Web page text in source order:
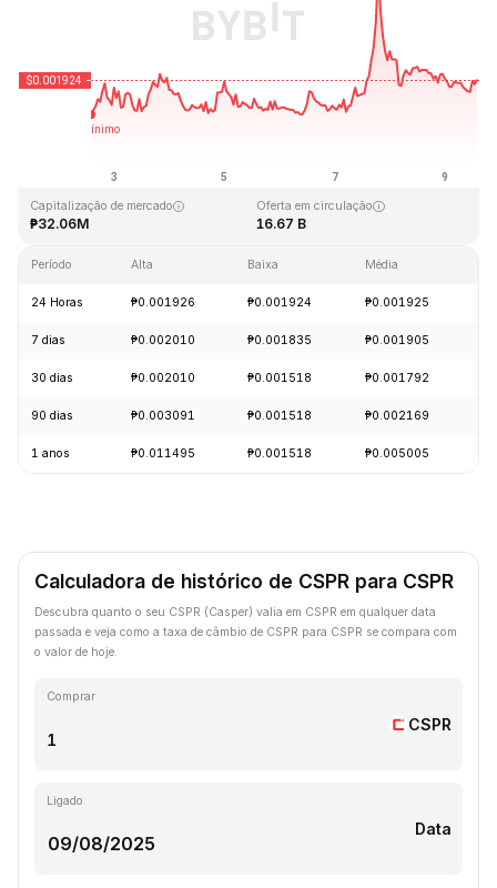
Última atualização: 2026-08-09, 13:31 GMT+0
Capitalização de mercado
₱32.06M
Oferta em circulação
16.67 B
Período Alta Baixa Média
24 Horas ₱0.001926 ₱0.001924 ₱0.001925
7 dias ₱0.002010 ₱0.001835 ₱0.001905
30 dias ₱0.002010 ₱0.001518 ₱0.001792
90 dias ₱0.003091 ₱0.001518 ₱0.002169
1 anos ₱0.011495 ₱0.001518 ₱0.005005
Calculadora de histórico de CSPR para CSPR
Descubra quanto o seu CSPR (Casper) valia em CSPR em qualquer data
passada e veja como a taxa de câmbio de CSPR para CSPR se compara com
o valor de hoje.
Comprar
CSPR
Ligado
Data